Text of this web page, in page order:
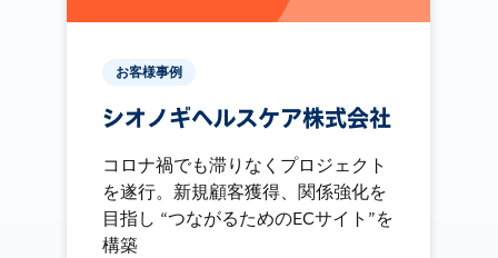
お客様事例
シオノギヘルスケア株式会社
コロナ禍でも滞りなくプロジェクト
を遂行。新規顧客獲得、関係強化を
目指し “つながるためのECサイト”を
構築